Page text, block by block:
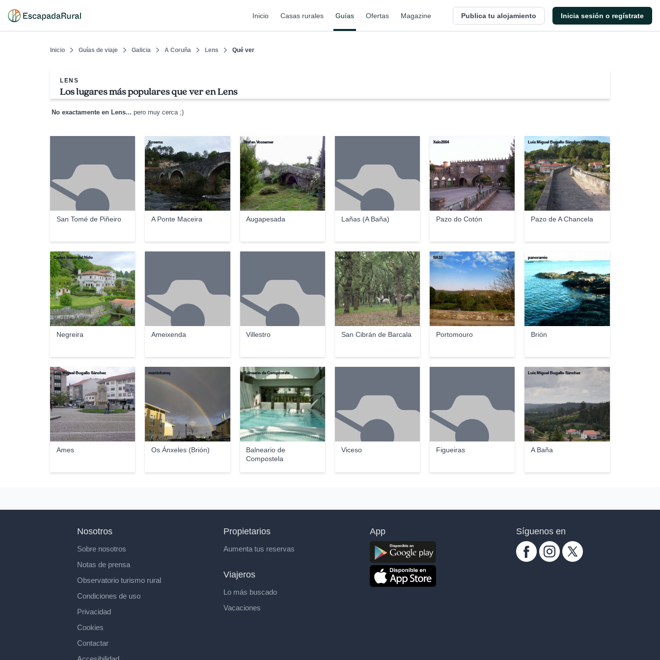
Inicio Casas rurales Guías Ofertas Magazine Publica tu alojamiento Inicia sesión o regístrate
Inicio Guías de viaje Galicia A Coruña Lens Qué ver
LENS
Los lugares más populares que ver en Lens
No exactamente en Lens... pero muy cerca ;)
San Tomé de Piñeiro A Ponte Maceira
Xosema
Augapesada
Stefan Vossemer
Lañas (A Baña) Pazo do Cotón
Xelo2004
Pazo de A Chancela
Luis Miguel Bugallo Sánchez (lmbuga)
Negreira
Carlos Sieiro del Nido
Ameixenda Villestro San Cibrán de Barcala
niteroi
Portomouro
SA10
Brión
panoramio
Ames
Luis Miguel Bugallo Sánchez
Os Ánxeles (Brión)
martinhamq
Balneario de
Compostela
Balneario de Compostela
Viceso Figueiras A Baña
Luis Miguel Bugallo Sánchez
Nosotros
Sobre nosotros
Notas de prensa
Observatorio turismo rural
Condiciones de uso
Privacidad
Cookies
Contactar
Propietarios
Aumenta tus reservas
Viajeros
Lo más buscado
Vacaciones
App Síguenos en